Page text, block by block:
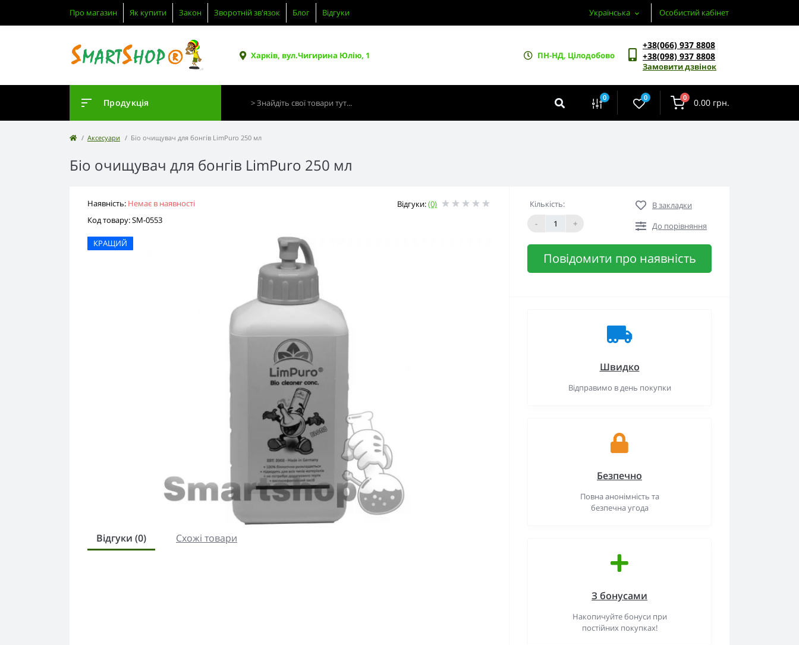
Про магазин Як купити Закон Зворотній зв'язок Блог Відгуки Українська Особистий кабінет
Харків, вул.Чигирина Юлію, 1 ПН-НД, Цілодобово
+38(066) 937 8808
+38(098) 937 8808
Замовити дзвінок
Продукція 0 0 0 0.00 грн.
Аксесуари Біо очищувач для бонгів LimPuro 250 мл
Біо очищувач для бонгів LimPuro 250 мл
Наявність: Немає в наявності
Код товару: SM-0553
Відгуки:(0)
КРАЩИЙ
Відгуки (0) Схожі товари
Кількість:
-
+
В закладки
До порівняння
Повідомити про наявність
Швидко
Відправимо в день покупки
Безпечно
Повна анонімність та
безпечна угода
З бонусами
Накопичуйте бонуси при
постійних покупках!